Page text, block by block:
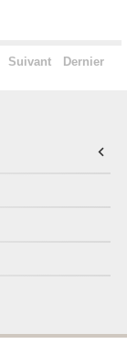
Suivant Dernier